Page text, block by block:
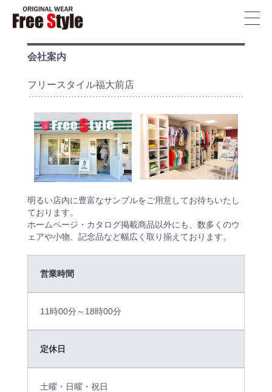
フ
FreeStyle
会社案内
フリースタイル福大前店
明るい店内に豊富なサンプルをご用意してお待ちいたし
ております。
ホームページ・カタログ掲載商品以外にも、数多くのウ
ェアや小物、記念品など幅広く取り揃えております。
営業時間
11時00分～18時00分
定休日
土曜・日曜・祝日